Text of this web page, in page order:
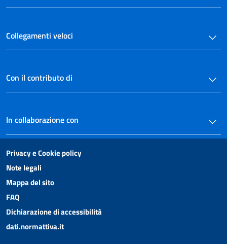
Collegamenti veloci
Con il contributo di
In collaborazione con
Privacy e Cookie policy
Note legali
Mappa del sito
FAQ
Dichiarazione di accessibilità
dati.normattiva.it